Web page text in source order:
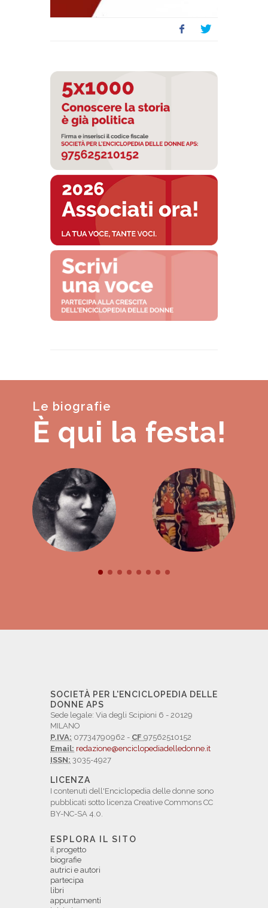
Le biografie
È qui la festa!
SOCIETÀ PER L'ENCICLOPEDIA DELLE
DONNE APS
Sede legale: Via degli Scipioni 6 - 20129
MILANO
P.IVA: 07734790962 - CF 97562510152
Email: redazione@enciclopediadelledonne.it
ISSN: 3035-4927
LICENZA
I contenuti dell'Enciclopedia delle donne sono
pubblicati sotto licenza Creative Commons CC
BY-NC-SA 4.0.
ESPLORA IL SITO
il progetto
biografie
autrici e autori
partecipa
libri
appuntamenti